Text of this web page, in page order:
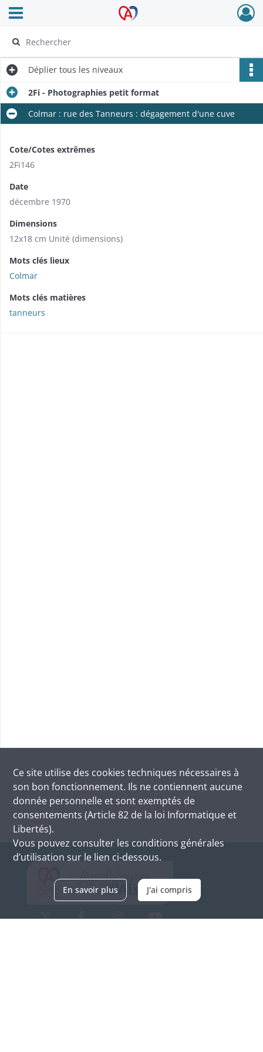
Archives Alsace - Colmar
Ouvrir le menu déroulant
Déplier tous les niveaux
2Fi - Photographies petit format
Colmar : rue des Tanneurs : dégagement d'une cuve
Cote/Cotes extrêmes
2Fi146
Date
décembre 1970
Dimensions
12x18 cm Unité (dimensions)
Mots clés lieux
Colmar
Mots clés matières
tanneurs
Ce site utilise des cookies techniques nécessaires à
son bon fonctionnement. Ils ne contiennent aucune
donnée personnelle et sont exemptés de
consentements (Article 82 de la loi Informatique et
Libertés).
Vous pouvez consulter les conditions générales
d’utilisation sur le lien ci-dessous.
En savoir plus J'ai compris